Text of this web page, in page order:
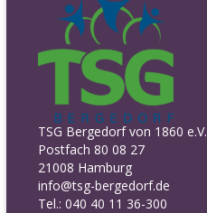
TSG Bergedorf von 1860 e.V.
Postfach 80 08 27
21008 Hamburg
info@tsg-bergedorf.de
Tel.: 040 40 11 36-300